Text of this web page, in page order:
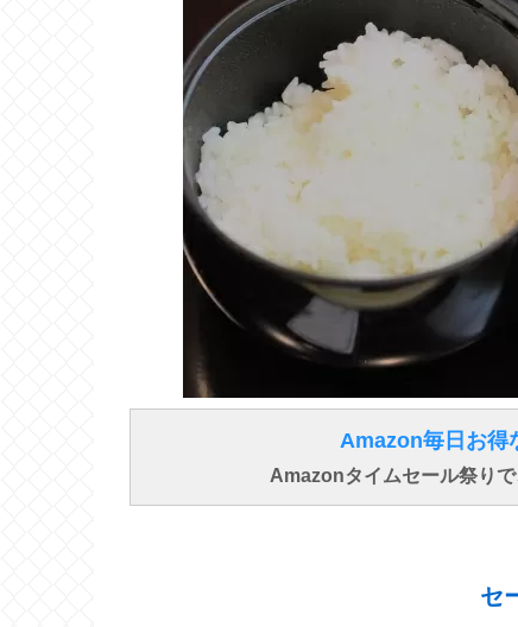
Amazon毎日お得
Amazonタイムセール祭り
セ